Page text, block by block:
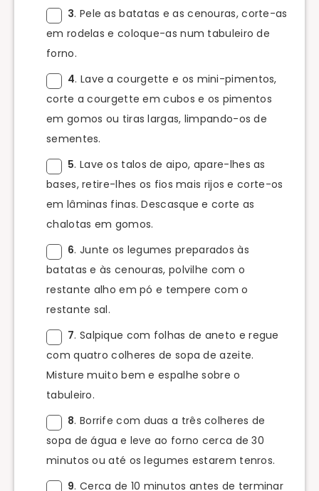
3. Pele as batatas e as cenouras, corte-as
em rodelas e coloque-as num tabuleiro de
forno.
4. Lave a courgette e os mini-pimentos,
corte a courgette em cubos e os pimentos
em gomos ou tiras largas, limpando-os de
sementes.
5. Lave os talos de aipo, apare-lhes as
bases, retire-lhes os fios mais rijos e corte-os
em lâminas finas. Descasque e corte as
chalotas em gomos.
6. Junte os legumes preparados às
batatas e às cenouras, polvilhe com o
restante alho em pó e tempere com o
restante sal.
7. Salpique com folhas de aneto e regue
com quatro colheres de sopa de azeite.
Misture muito bem e espalhe sobre o
tabuleiro.
8. Borrife com duas a três colheres de
sopa de água e leve ao forno cerca de 30
minutos ou até os legumes estarem tenros.
9. Cerca de 10 minutos antes de terminar